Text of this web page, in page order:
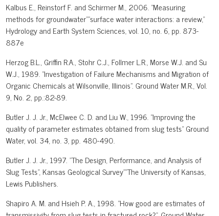
Kalbus E., Reinstorf F. and Schirmer M., 2006. "Measuring
methods for groundwater"”surface water interactions: a review,"
Hydrology and Earth System Sciences, vol. 10, no. 6, pp. 873-
887e
Herzog B.L., Griffin R.A., Stohr C.J., Follmer L.R., Morse W.J. and Su
W.J., 1989. "Investigation of Failure Mechanisms and Migration of
Organic Chemicals at Wilsonville, Illinois". Ground Water M.R., Vol.
9, No. 2, pp.:82-89.
Butler J. J. Jr., McElwee C. D. and Liu W., 1996. "Improving the
quality of parameter estimates obtained from slug tests" Ground
Water, vol. 34, no. 3, pp. 480-490.
Butler J. J. Jr., 1997. "The Design, Performance, and Analysis of
Slug Tests", Kansas Geological Survey"”The University of Kansas,
Lewis Publishers.
Shapiro A. M. and Hsieh P. A., 1998. "How good are estimates of